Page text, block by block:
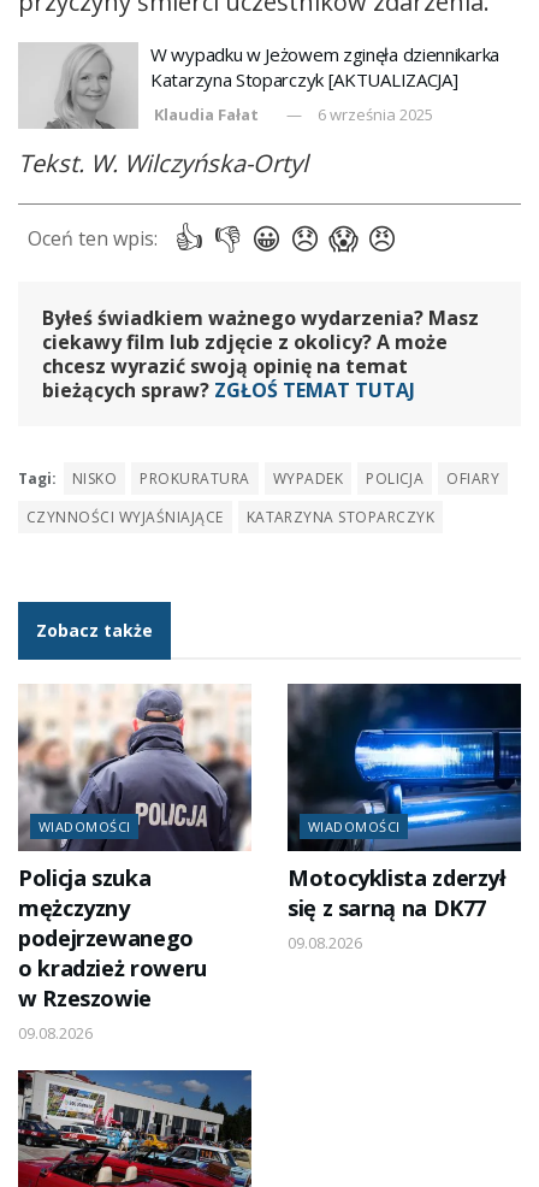
W wypadku w Jeżowem zginęła dziennikarka
Katarzyna Stoparczyk [AKTUALIZACJA]
Klaudia Fałat 6 września 2025
Tekst. W. Wilczyńska-Ortyl
Byłeś świadkiem ważnego wydarzenia? Masz
ciekawy film lub zdjęcie z okolicy? A może
chcesz wyrazić swoją opinię na temat
bieżących spraw? ZGŁOŚ TEMAT TUTAJ
Tagi: NISKO PROKURATURA WYPADEK POLICJA
OFIARY
CZYNNOŚCI WYJAŚNIAJĄCE
KATARZYNA STOPARCZYK
Zobacz także
WIADOMOŚCI
Policja szuka
mężczyzny
podejrzewanego
o kradzież roweru
w Rzeszowie
09.08.2026
WIADOMOŚCI
Motocyklista zderzył
się z sarną na DK77
09.08.2026